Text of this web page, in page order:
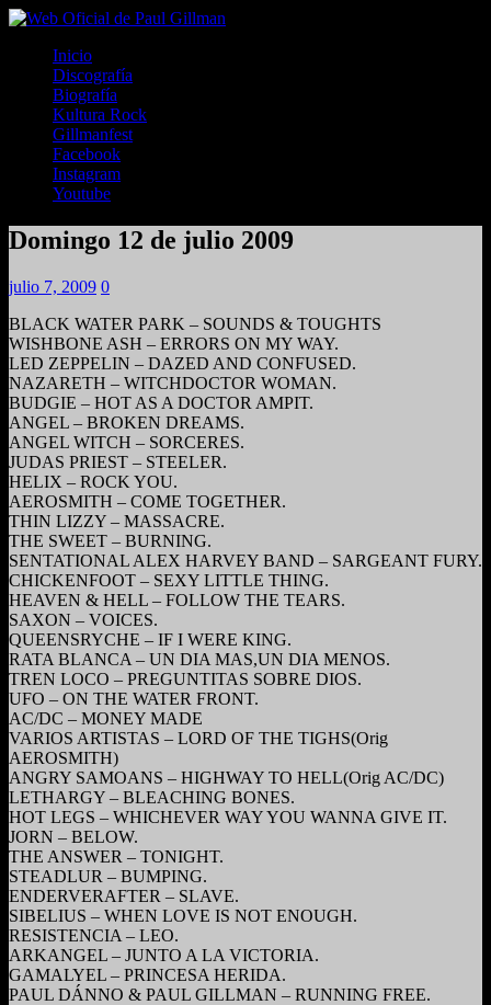
Inicio
Discografía
Biografía
Kultura Rock
Gillmanfest
Facebook
Instagram
Youtube
Domingo 12 de julio 2009
julio 7, 2009 0
BLACK WATER PARK – SOUNDS & TOUGHTS
WISHBONE ASH – ERRORS ON MY WAY.
LED ZEPPELIN – DAZED AND CONFUSED.
NAZARETH – WITCHDOCTOR WOMAN.
BUDGIE – HOT AS A DOCTOR AMPIT.
ANGEL – BROKEN DREAMS.
ANGEL WITCH – SORCERES.
JUDAS PRIEST – STEELER.
HELIX – ROCK YOU.
AEROSMITH – COME TOGETHER.
THIN LIZZY – MASSACRE.
THE SWEET – BURNING.
SENTATIONAL ALEX HARVEY BAND – SARGEANT FURY.
CHICKENFOOT – SEXY LITTLE THING.
HEAVEN & HELL – FOLLOW THE TEARS.
SAXON – VOICES.
QUEENSRYCHE – IF I WERE KING.
RATA BLANCA – UN DIA MAS,UN DIA MENOS.
TREN LOCO – PREGUNTITAS SOBRE DIOS.
UFO – ON THE WATER FRONT.
AC/DC – MONEY MADE
VARIOS ARTISTAS – LORD OF THE TIGHS(Orig
AEROSMITH)
ANGRY SAMOANS – HIGHWAY TO HELL(Orig AC/DC)
LETHARGY – BLEACHING BONES.
HOT LEGS – WHICHEVER WAY YOU WANNA GIVE IT.
JORN – BELOW.
THE ANSWER – TONIGHT.
STEADLUR – BUMPING.
ENDERVERAFTER – SLAVE.
SIBELIUS – WHEN LOVE IS NOT ENOUGH.
RESISTENCIA – LEO.
ARKANGEL – JUNTO A LA VICTORIA.
GAMALYEL – PRINCESA HERIDA.
PAUL DÁNNO & PAUL GILLMAN – RUNNING FREE.